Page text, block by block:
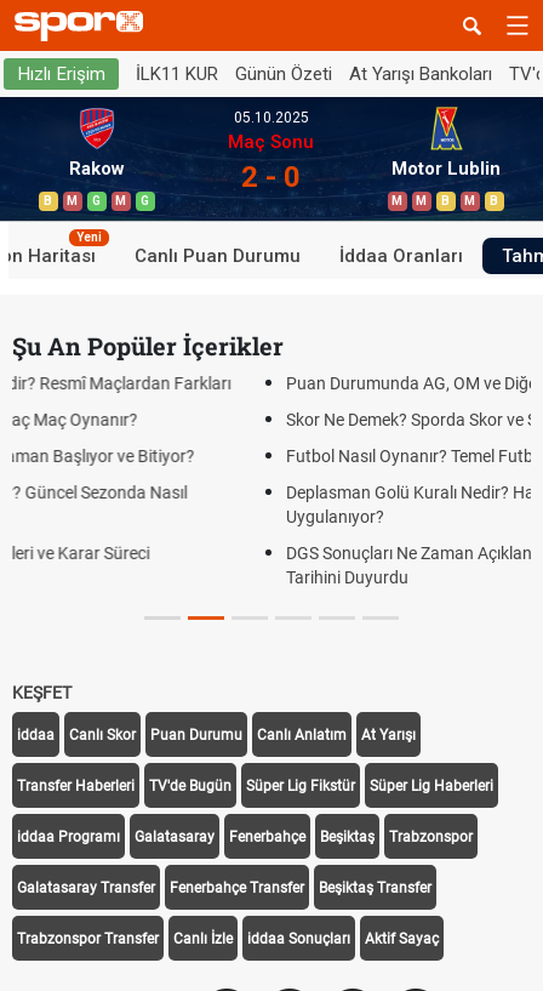
Hızlı Erişim İLK11 KUR Günün Özeti At Yarışı Bankoları
Rakow
B M G M G
05.10.2025
Maç Sonu
2 - 0 Motor Lublin
M M B M B
Haritası
Yeni
Canlı Puan Durumu İddaa Oranları
Şu An Popüler İçerikler
Farkları
Puan Durumunda AG, OM ve Diğer Kısaltmalar Ne
Skor Ne Demek? Sporda Skor ve Sonuç Kavramları
Futbol Nasıl Oynanır? Temel Futbol Kuralları
Deplasman Golü Kuralı Nedir? Hangi Organizasyonlarda
DGS Sonuçları Ne Zaman Açıklanacak 2026? ÖSYM
KEŞFET
iddaa Canlı Skor Puan Durumu Canlı Anlatım At Yarışı
Transfer Haberleri TV'de Bugün Süper Lig Fikstür Süper Lig Haberleri
iddaa Programı Galatasaray Fenerbahçe Beşiktaş Trabzonspor
Galatasaray Transfer Fenerbahçe Transfer Beşiktaş Transfer
Trabzonspor Transfer Canlı İzle iddaa Sonuçları Aktif Sayaç